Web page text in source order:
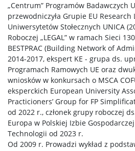
„Centrum” Programów Badawczych
przewodniczyła Grupie EU
Uniwersytetów Stołecznych UNICA
Roboczej „LEGAL” w ramach Sieci
BESTPRAC (Building Network of
2014-2017, ekspert KE - grupa ds.
Programach Ramowych UE oraz
wniosków w konkursach o MSCA
eksperckich European University
Practicioners’ Group for FP
od 2022 r., członek grupy roboczej
Europa w Polskiej Izbie
Technologii od 2023 r.
Od 2009 r. Prowadzi wykład z